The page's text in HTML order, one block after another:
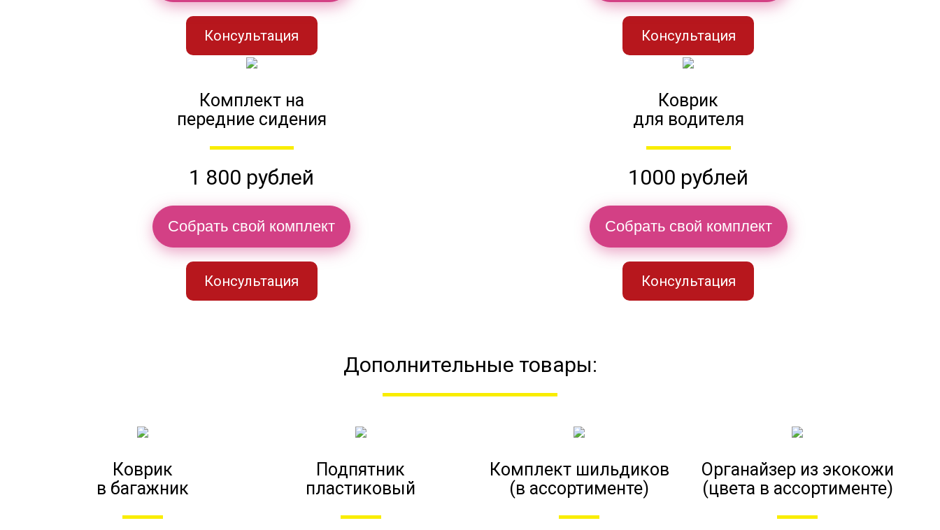
Консультация Консультация
Комплект на
передние сидения
1 800 рублей
Собрать свой комплект
Консультация
Коврик
для водителя
1000 рублей
Собрать свой комплект
Консультация
Дополнительные товары:
Коврик
в багажник
Подпятник
пластиковый
Комплект шильдиков
(в ассортименте)
Органайзер из экокожи
(цвета в ассортименте)